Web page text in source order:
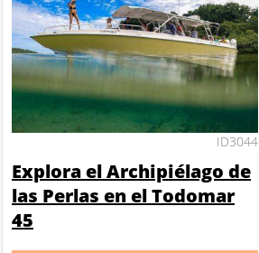
ID3044
Explora el Archipiélago de
las Perlas en el Todomar
45